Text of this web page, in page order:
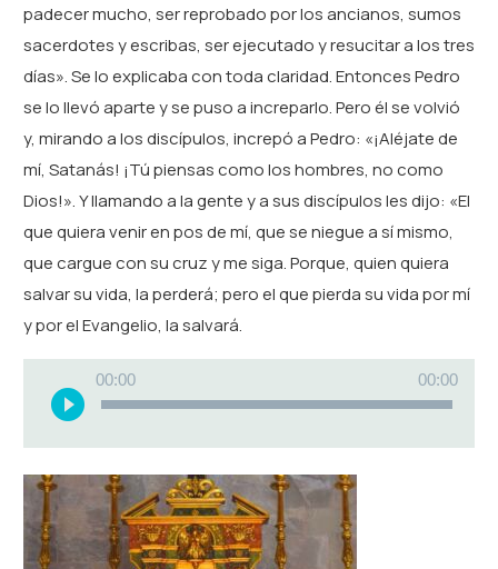
padecer mucho, ser reprobado por los ancianos, sumos
sacerdotes y escribas, ser ejecutado y resucitar a los tres
días». Se lo explicaba con toda claridad. Entonces Pedro
se lo llevó aparte y se puso a increparlo. Pero él se volvió
y, mirando a los discípulos, increpó a Pedro: «¡Aléjate de
mí, Satanás! ¡Tú piensas como los hombres, no como
Dios!». Y llamando a la gente y a sus discípulos les dijo: «El
que quiera venir en pos de mí, que se niegue a sí mismo,
que cargue con su cruz y me siga. Porque, quien quiera
salvar su vida, la perderá; pero el que pierda su vida por mí
y por el Evangelio, la salvará.
Reproductor
00:00 00:00